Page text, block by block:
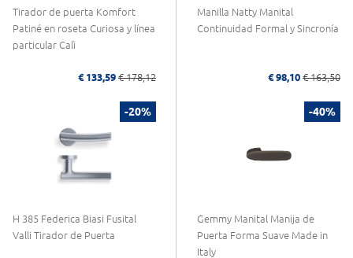
Tirador de puerta Komfort
Patiné en roseta Curiosa y línea
particular Calì
€ 133,59 € 178,12
Manilla Natty Manital
Continuidad Formal y Sincronía
€ 98,10 € 163,50
-20%
H 385 Federica Biasi Fusital
Valli Tirador de Puerta
-40%
Gemmy Manital Manija de
Puerta Forma Suave Made in
Italy